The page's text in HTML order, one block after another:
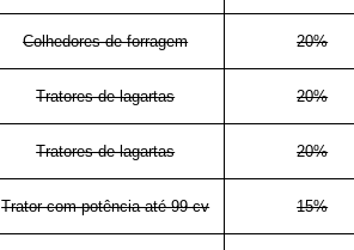
Colhedores de forragem 20%
Tratores de lagartas 20%
Tratores de lagartas 20%
Trator com potência até 99 cv 15%